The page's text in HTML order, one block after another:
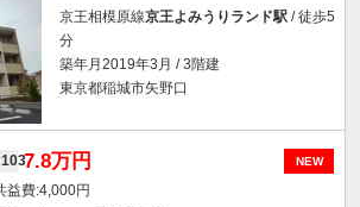
京王相模原線京王よみうりランド駅 / 徒歩5
分
築年月2019年3月 / 3階建
東京都稲城市矢野口
NEW
1037.8万円
4,000円